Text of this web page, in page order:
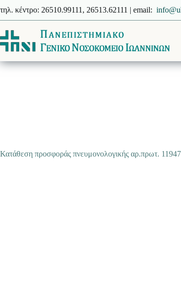
στο
περιεχόμενο
τηλ. κέντρο: 26510.99111, 26513.62111 | email:
Κατάθεση προσφοράς πνευμονολογικής αρ.πρωτ.